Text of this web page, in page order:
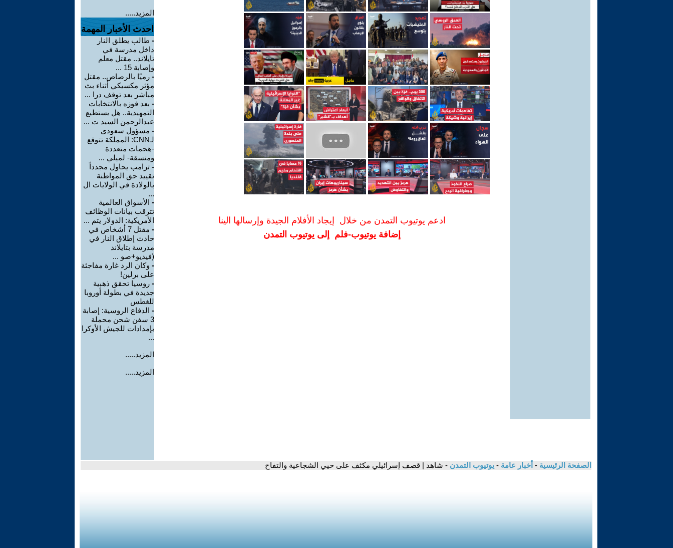
ادعم يوتيوب التمدن من خلال إيجاد الأفلام الجيدة وإرسالها الينا
إضافة يوتيوب-فلم إلى يوتيوب التمدن
المزيد.....
احدث الأخبار المهمة
- طالب يطلق النار
داخل مدرسة في
تايلاند.. مقتل معلم
وإصابة 15 ...
- رميًا بالرصاص.. مقتل
مؤثر مكسيكي أثناء بث
مباشر بعد توقف درا ...
- بعد فوزه بالانتخابات
التمهيدية.. هل يستطيع
عبدالرحمن السيد ت ...
- مسؤول سعودي
لـCNN: المملكة تتوقع
-هجمات متعددة
ومنسقة- لميلي ...
- ترامب يحاول مجدداً
تقييد حق المواطنة
بالولادة في الولايات ال
...
- الأسواق العالمية
تترقب بيانات الوظائف
الأمريكية: الدولار يتم ...
-
مقتل 7 أشخاص في
حادث إطلاق النار في
مدرسة بتايلاند
(فيديو+صو ...
- وكان الرد غارة مفاجئة
على برلين!
- روسيا تحقق ذهبية
جديدة في بطولة أوروبا
للغطس
- الدفاع الروسية: إصابة
3 سفن شحن محملة
بإمدادات للجيش الأوكرا
...
المزيد.....
المزيد.....
الصفحة الرئيسية - أخبار عامة - يوتيوب التمدن - شاهد | قصف إسرائيلي مكثف على حيي الشجاعية والتفاح